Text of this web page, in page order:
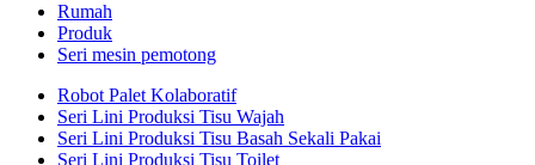
Rumah
Produk
Seri mesin pemotong
Robot Palet Kolaboratif
Seri Lini Produksi Tisu Wajah
Seri Lini Produksi Tisu Basah Sekali Pakai
Seri Lini Produksi Tisu Toilet